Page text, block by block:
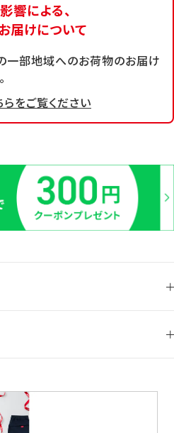
響による、
届けについて
一部地域へのお荷物のお届け
らをご覧ください